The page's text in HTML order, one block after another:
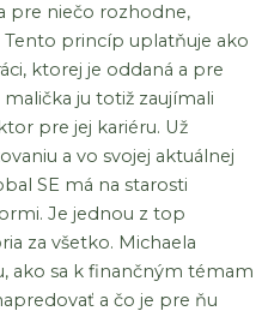
pre niečo rozhodne,
princíp uplatňuje ako
ktorej je oddaná a pre
ju totiž zaujímali
pre jej kariéru. Už
a vo svojej aktuálnej
SE má na starosti
Je jednou z top
za všetko. Michaela
ako sa k finančným témam
a čo je pre ňu